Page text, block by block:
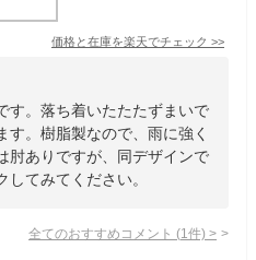
価格と在庫を楽天でチェック >>
す。落ち着いたたたずまいで
す。樹脂製なので、雨に強く
肘ありですが、同デザインで
てみてください。
全てのおすすめコメント (1 件) >